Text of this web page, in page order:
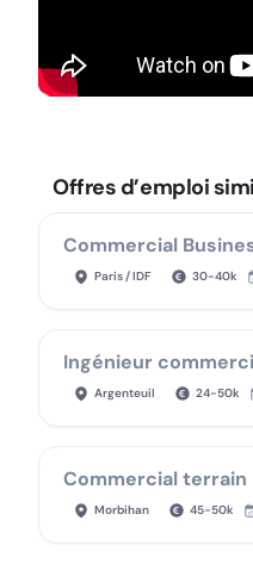
Offres d’emploi
Commercial
Paris / IDF 30-40k
Ingénieur
Argenteuil 24-50k
Commercial terrain
Morbihan 45-50k